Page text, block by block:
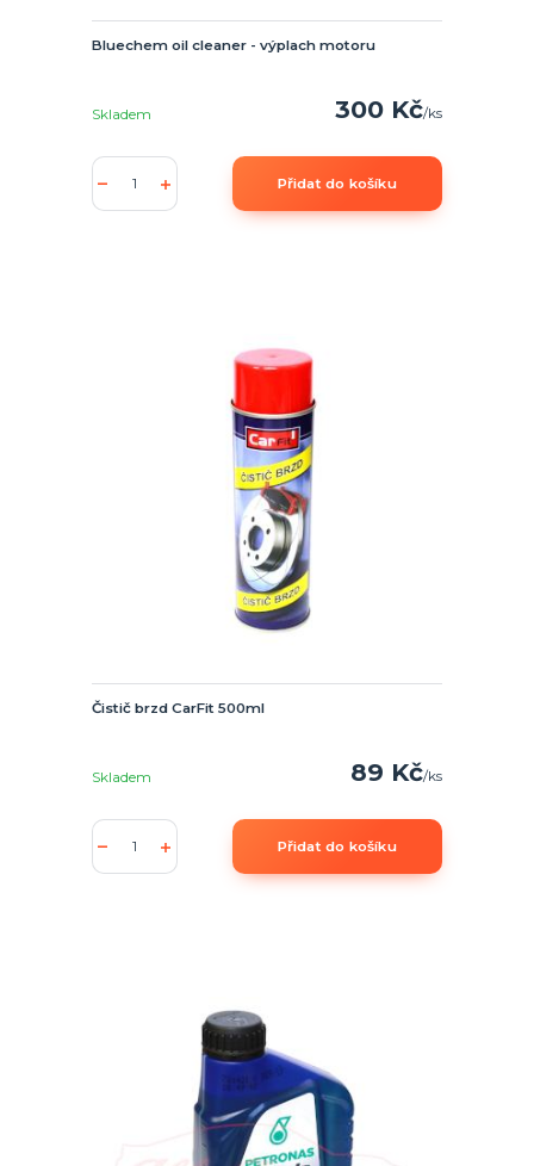
Bluechem oil cleaner - výplach motoru
300 Kč/ks
Skladem
Přidat do košíku
Čistič brzd CarFit 500ml
89 Kč/ks
Skladem
Přidat do košíku